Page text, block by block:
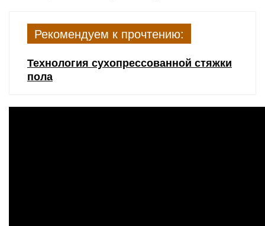
Рекомендуем к прочтению:
Технология сухопрессованной стяжки
пола